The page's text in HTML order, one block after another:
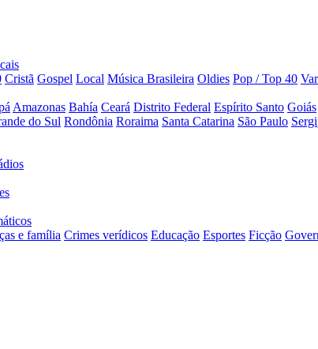
Cristã Gospel Local Música Brasileira Oldies Pop / Top 40
Amazonas Bahía Ceará Distrito Federal Espírito Santo Goiás
do Sul Rondônia Roraima Santa Catarina São Paulo
e família Crimes verídicos Educação Esportes Ficção